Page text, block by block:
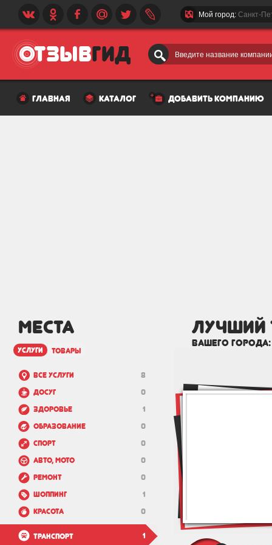
Введите название
Мой город: Санкт-
главная каталог добавить компанию
МЕСТА
услуги товары
8
Все услуги
0
Досуг
1
Здоровье
0
Образование
0
Спорт
0
Авто, мото
0
Ремонт
1
Шоппинг
0
Красота
1
Транспорт
лучший
вашего